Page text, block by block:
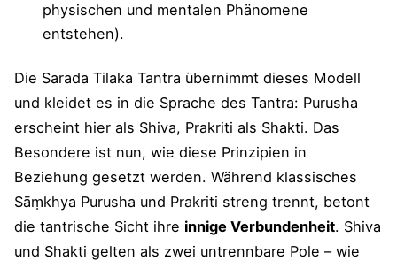
physischen und mentalen Phänomene
entstehen).
Die Sarada Tilaka Tantra übernimmt dieses Modell
und kleidet es in die Sprache des Tantra: Purusha
erscheint hier als Shiva, Prakriti als Shakti. Das
Besondere ist nun, wie diese Prinzipien in
Beziehung gesetzt werden. Während klassisches
Sāṃkhya Purusha und Prakriti streng trennt, betont
die tantrische Sicht ihre innige Verbundenheit. Shiva
und Shakti gelten als zwei untrennbare Pole – wie